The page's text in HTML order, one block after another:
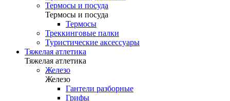
Термосы и посуда
Термосы и посуда
Термосы
Треккинговые палки
Туристические аксессуары
Тяжелая атлетика
Тяжелая атлетика
Железо
Железо
Гантели разборные
Грифы